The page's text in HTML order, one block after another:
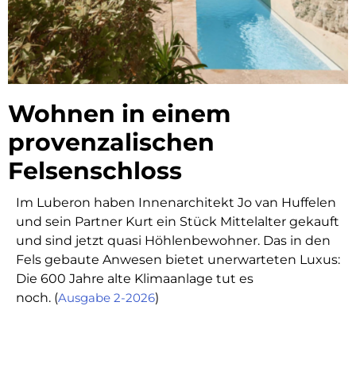
Wohnen in einem
provenzalischen
Felsenschloss
Im Luberon haben Innenarchitekt Jo van Huffelen
und ­sein Partner Kurt ein Stück­­ Mittelalter gekauft
und sind jetzt quasi Höhlenbewohner. ­Das in den
Fels gebaute Anwesen bietet unerwarteten Luxus:
Die 600 Jahre alte Klimaanlage tut es
noch. (Ausgabe 2-2026)